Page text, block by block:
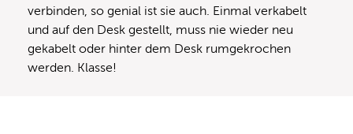
verbinden, so genial ist sie auch. Einmal verkabelt
und auf den Desk gestellt, muss nie wieder neu
gekabelt oder hinter dem Desk rumgekrochen
werden. Klasse!